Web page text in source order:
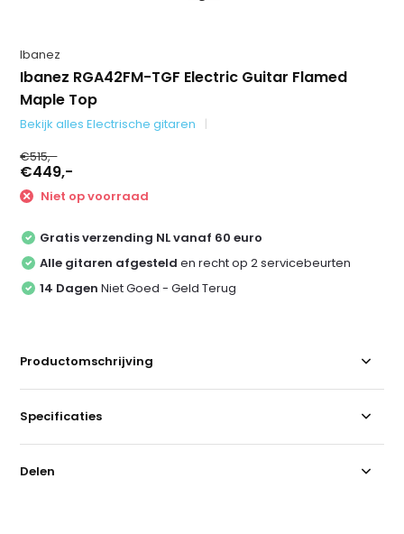
Ibanez
Ibanez RGA42FM-TGF Electric Guitar Flamed
Maple Top
Bekijk alles Electrische gitaren
€515,-
€449,-
Niet op voorraad
Gratis verzending NL vanaf 60 euro
Alle gitaren afgesteld en recht op 2 servicebeurten
14 Dagen Niet Goed - Geld Terug
Productomschrijving
Specificaties
Delen